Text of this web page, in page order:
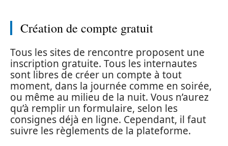
Création de compte gratuit
Tous les sites de rencontre proposent une
inscription gratuite. Tous les internautes
sont libres de créer un compte à tout
moment, dans la journée comme en soirée,
ou même au milieu de la nuit. Vous n’aurez
qu’à remplir un formulaire, selon les
consignes déjà en ligne. Cependant, il faut
suivre les règlements de la plateforme.